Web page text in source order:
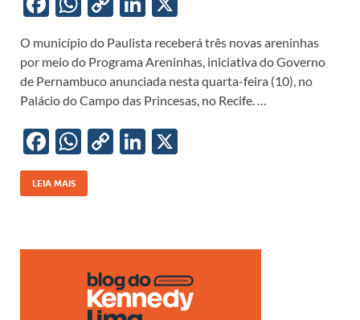
e
b
o
o
k
at
s
A
p
p
p
y
Li
n
k
k
e
dI
n
O município do Paulista receberá três novas areninhas
por meio do Programa Areninhas, iniciativa do Governo
de Pernambuco anunciada nesta quarta-feira (10), no
Palácio do Campo das Princesas, no Recife. …
F
ac
e
o
W
h
at
A
p
p
C
Li
n
k
Li
dI
n
LEIA MAIS